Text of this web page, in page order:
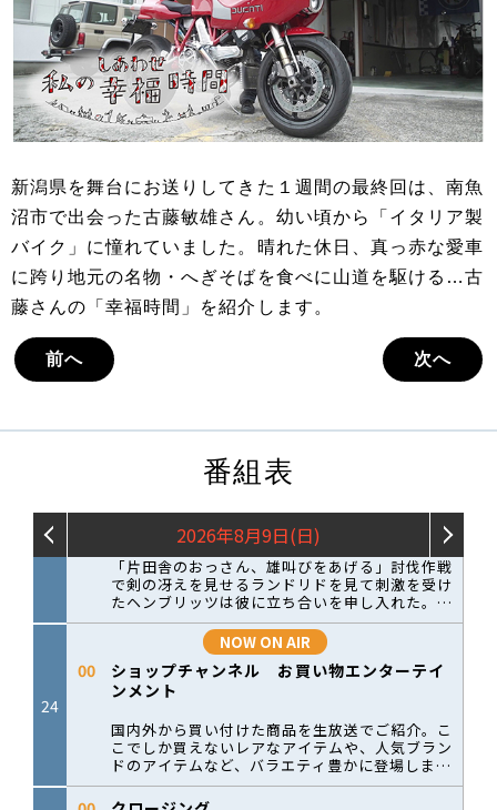
新潟県を舞台にお送りしてきた１週間の最終回は、南魚
沼市で出会った古藤敏雄さん。幼い頃から「イタリア製
バイク」に憧れていました。晴れた休日、真っ赤な愛車
に跨り地元の名物・へぎそばを食べに山道を駆ける…古
藤さんの「幸福時間」を紹介します。
前へ 次へ
番組表